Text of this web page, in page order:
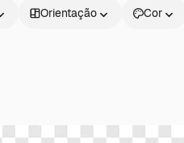
Orientação Cor